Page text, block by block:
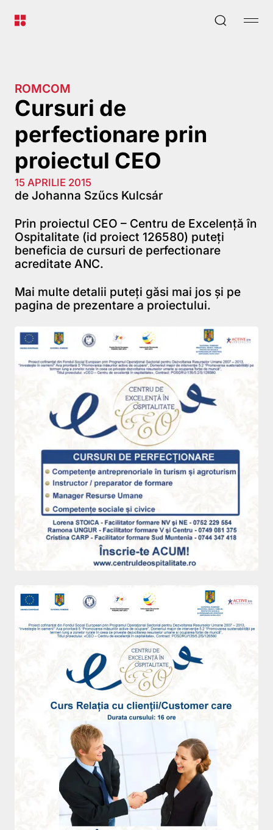
ROMCOM
Cursuri de
perfectionare prin
proiectul CEO
15 APRILIE 2015
de Johanna Szűcs Kulcsár
Prin proiectul CEO – Centru de Excelență în
Ospitalitate (id proiect 126580) puteți
beneficia de cursuri de perfectionare
acreditate ANC.
Mai multe detalii puteți găsi mai jos și pe
pagina de prezentare a proiectului.